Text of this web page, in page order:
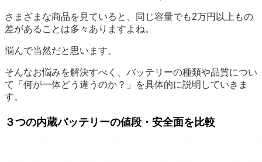
さまざまな商品を見ていると、同じ容量でも2万円以上もの
差があることは多々ありますよね。
悩んで当然だと思います。
そんなお悩みを解決すべく、バッテリーの種類や品質につい
て「何が一体どう違うのか？」を具体的に説明していきま
す。
３つの内蔵バッテリーの値段・安全面を比較